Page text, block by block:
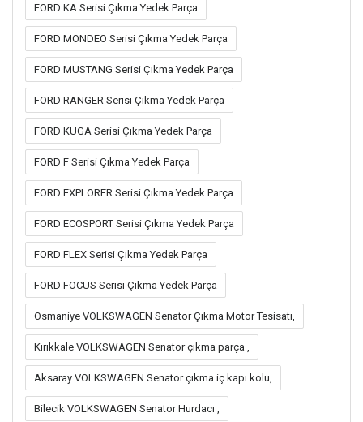
FORD KA Serisi Çıkma Yedek Parça
FORD MONDEO Serisi Çıkma Yedek Parça
FORD MUSTANG Serisi Çıkma Yedek Parça
FORD RANGER Serisi Çıkma Yedek Parça
FORD KUGA Serisi Çıkma Yedek Parça
FORD F Serisi Çıkma Yedek Parça
FORD EXPLORER Serisi Çıkma Yedek Parça
FORD ECOSPORT Serisi Çıkma Yedek Parça
FORD FLEX Serisi Çıkma Yedek Parça
FORD FOCUS Serisi Çıkma Yedek Parça
Osmaniye VOLKSWAGEN Senator Çıkma Motor Tesisatı,
Kırıkkale VOLKSWAGEN Senator çıkma parça ,
Aksaray VOLKSWAGEN Senator çıkma iç kapı kolu,
Bilecik VOLKSWAGEN Senator Hurdacı ,